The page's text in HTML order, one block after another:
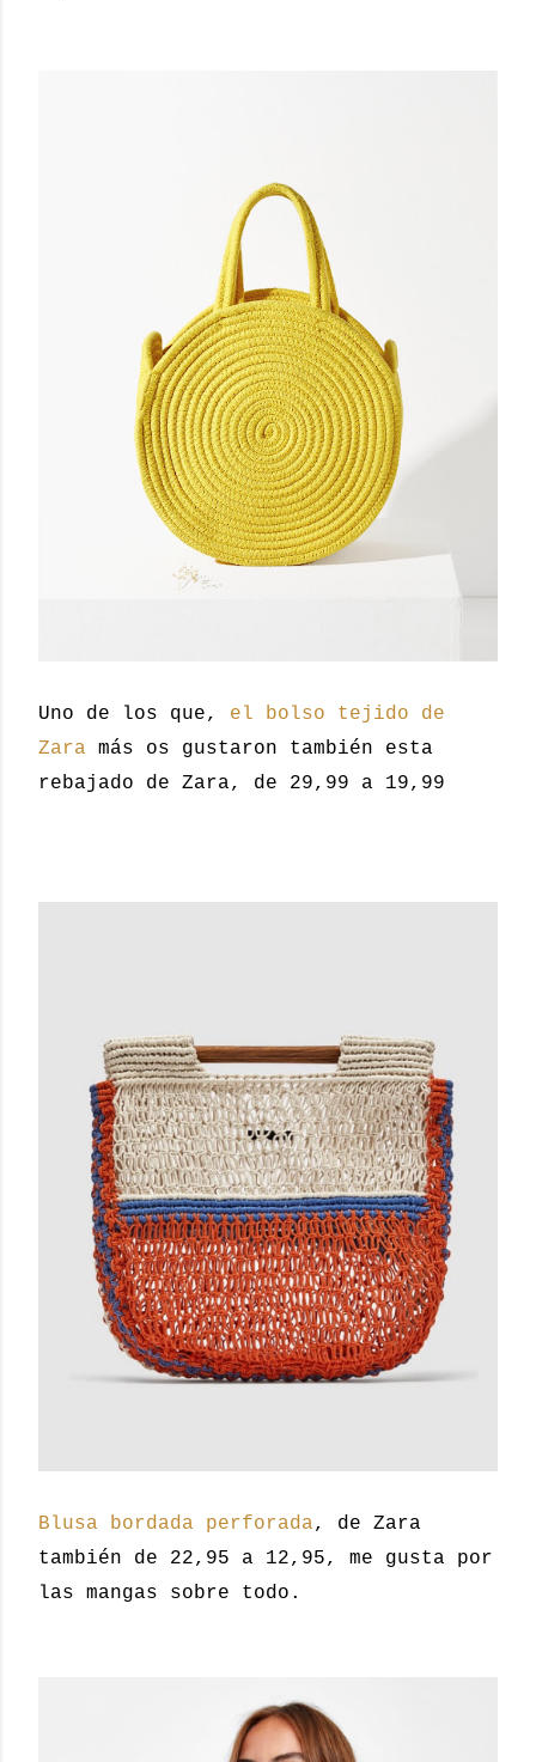
Uno de los que, el bolso tejido de
Zara más os gustaron también esta
rebajado de Zara, de 29,99 a 19,99
Blusa bordada perforada, de Zara
también de 22,95 a 12,95, me gusta por
las mangas sobre todo.